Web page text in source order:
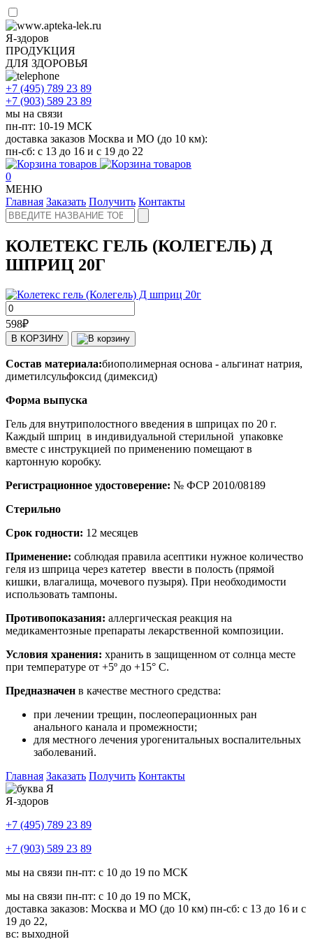
Я-здоров
ПРОДУКЦИЯ
ДЛЯ ЗДОРОВЬЯ
+7 (495) 789 23 89
+7 (903) 589 23 89
мы на связи
пн-пт: 10-19 МСК
доставка заказов Москва и МО (до 10 км):
пн-сб: с 13 до 16 и с 19 до 22
0
МЕНЮ
Главная Заказать Получить Контакты
КОЛЕТЕКС ГЕЛЬ (КОЛЕГЕЛЬ) Д
ШПРИЦ 20Г
598₽
В КОРЗИНУ
Состав материала:биополимерная основа - альгинат натрия,
диметилсульфоксид (димексид)
Форма выпуска
Гель для внутриполостного введения в шприцах по 20 г.
Каждый шприц в индивидуальной стерильной упаковке
вместе с инструкцией по применению помещают в
картонную коробку.
Регистрационное удостоверение: № ФСР 2010/08189
Стерильно
Срок годности: 12 месяцев
Применение: соблюдая правила асептики нужное количество
геля из шприца через катетер ввести в полость (прямой
кишки, влагалища, мочевого пузыря). При необходимости
использовать тампоны.
Противопоказания: аллергическая реакция на
медикаментозные препараты лекарственной композиции.
Условия хранения: хранить в защищенном от солнца месте
при температуре от +5º до +15° С.
Предназначен в качестве местного средства:
при лечении трещин, послеоперационных ран
анального канала и промежности;
для местного лечения урогенитальных воспалительных
заболеваний.
Главная Заказать Получить Контакты
Я-здоров
+7 (495) 789 23 89
+7 (903) 589 23 89
мы на связи пн-пт: с 10 до 19 по МСК
мы на связи пн-пт: с 10 до 19 по МСК,
доставка заказов: Москва и МО (до 10 км) пн-сб: с 13 до 16 и с
19 до 22,
вс: выходной